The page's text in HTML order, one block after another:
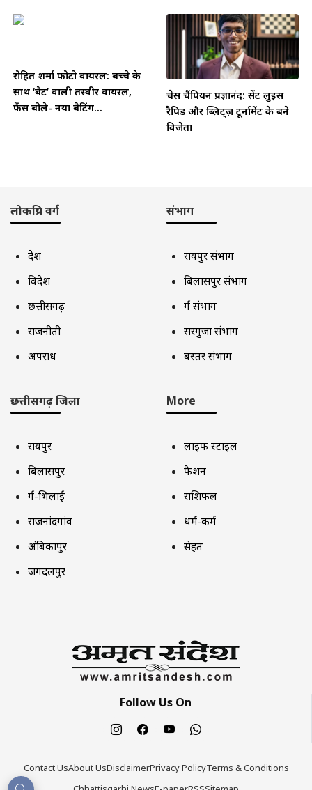
रोहित शर्मा फोटो वायरल: बच्चे के
साथ ‘बैट’ वाली तस्वीर वायरल,
फैंस बोले- नया बैटिंग...
चेस चैंपियन प्रज्ञानंद: सेंट लुइस
रैपिड और ब्लिट्ज़ टूर्नामेंट के बने
विजेता
लोकप्रिय वर्ग
देश
विदेश
छत्तीसगढ़
राजनीती
अपराध
संभाग
रायपुर संभाग
बिलासपुर संभाग
दुर्ग संभाग
सरगुजा संभाग
बस्तर संभाग
छत्तीसगढ़ जिला
रायपुर
बिलासपुर
दुर्ग-भिलाई
राजनांदगांव
अंबिकापुर
जगदलपुर
More
लाइफ स्टाइल
फैशन
राशिफल
धर्म-कर्म
सेहत
Follow Us On
Contact UsAbout UsDisclaimerPrivacy PolicyTerms & Conditions